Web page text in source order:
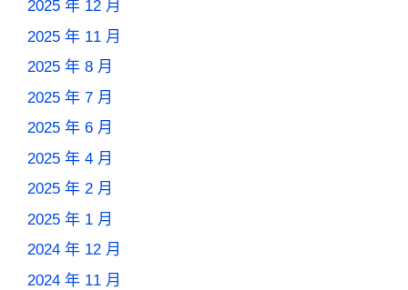
2025 年 12 月
2025 年 11 月
2025 年 8 月
2025 年 7 月
2025 年 6 月
2025 年 4 月
2025 年 2 月
2025 年 1 月
2024 年 12 月
2024 年 11 月